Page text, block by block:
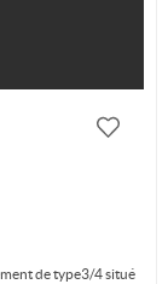
de type3/4 situé